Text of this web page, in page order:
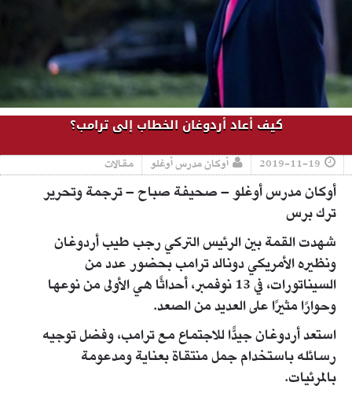
كيف أعاد أردوغان الخطاب إلى ترامب؟
2019-11-19 أوكان مدرس أوغلو مقالات
أوكان مدرس أوغلو – صحيفة صباح – ترجمة وتحرير
ترك برس
شهدت القمة بين الرئيس التركي رجب طيب أردوغان
ونظيره الأمريكي دونالد ترامب بحضور عدد من
السيناتورات، في 13 نوفمبر، أحداثًا هي الأولى من نوعها
وحوارًا مثيرًا على العديد من الصعد.
استعد أردوغان جيدًّا للاجتماع مع ترامب، وفضل توجيه
رسائله باستخدام جمل منتقاة بعناية ومدعومة
بالمرئيات.